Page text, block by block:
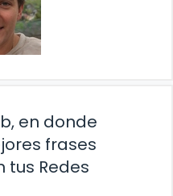
en donde
frases
tus Redes